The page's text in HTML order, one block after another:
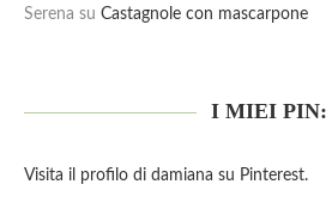
Serena su Castagnole con mascarpone
I MIEI PIN:
Visita il profilo di damiana su Pinterest.